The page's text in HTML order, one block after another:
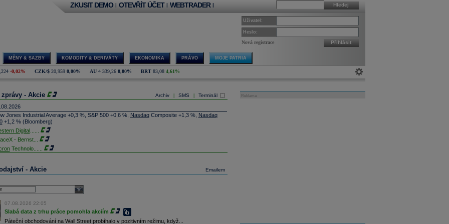
Hledej
ZKUSIT DEMO | OTEVŘÍT ÚČET | WEBTRADER |
Uživatel:
Heslo:
Nová registrace Přihlásit
MĚNY & SAZBY KOMODITY & DERIVÁTY EKONOMIKA PRÁVO MOJE PATRIA
-0,02% CZK/$ 20,959 0,00% AU 4 339,26 0,00% BRT 83,08 4,61%
Archiv SMS Terminál
zprávy - Akcie
Jones Industrial Average +0,3 %, S&P 500 +0,6 %, NasdaqComposite +1,3 %, Nasdaq
+1,2 % (Bloomberg)
Digital......
- Bernst...
Technolo......
obchodů s akciemi na pražské burze za dnešní den je 0,831 mld. Kč. Průměrný objem
za poslední rok je 0,665 mld. Kč.
výroby balistických střel ATACMS ve spolupráci s americkou firmou
dobu potrvá. Agentuře Reuters to řekl generální ředitel německé zbrojovky
Papperger. Společná výroba s Lockheedem v Německu by podle něj mohla pomoci
arzenál Spojeným státům, které mají zvýšenou spotřebu střel kvůli válce s Íránem
Emailem
- Akcie
select
07.08.2026 22:05
Slabá data z trhu práce pomohla akciím
Páteční obchodování na Wall Street probíhalo v pozitivním režimu, když...
Reklama